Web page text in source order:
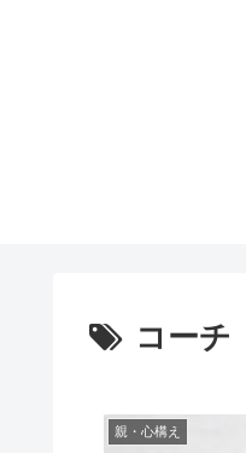
コーチ
親・心構え